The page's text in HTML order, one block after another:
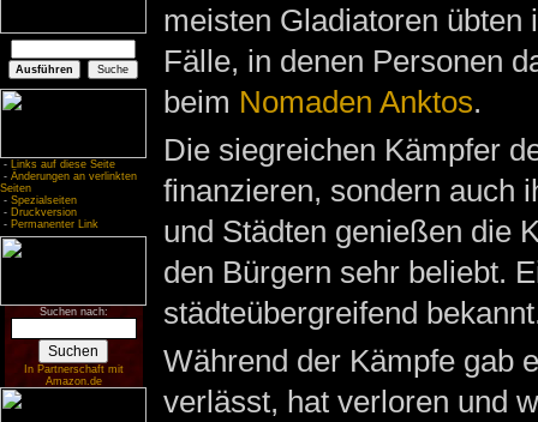
- Links auf diese Seite
- Änderungen an verlinkten
Seiten
- Spezialseiten
- Druckversion
- Permanenter Link
Suchen nach:
In Partnerschaft mit
Amazon.de
meisten Gladiatoren
Fälle, in denen Personen
beim Nomaden Anktos.
Die siegreichen Kämpfer
finanzieren, sondern auch
und Städten genießen die
den Bürgern sehr beliebt.
städteübergreifend
Während der Kämpfe gab
verlässt, hat verloren und